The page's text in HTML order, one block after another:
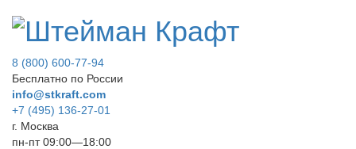
8 (800) 600-77-94
Бесплатно по России
info@stkraft.com
+7 (495) 136-27-01
г. Москва
пн-пт 09:00—18:00